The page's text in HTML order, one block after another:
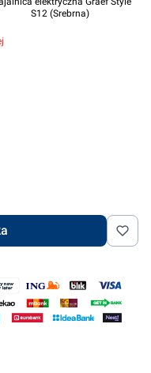
S12 (Srebrna)